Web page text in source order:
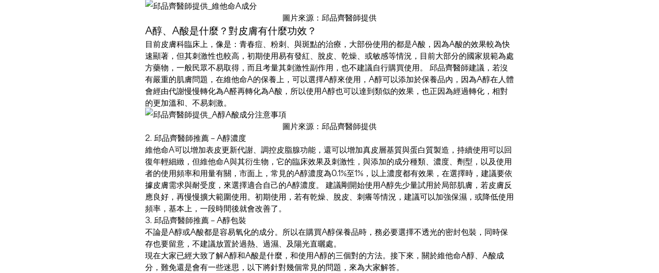
圖片來源：邱品齊醫師提供
A醇、A酸是什麼？對皮膚有什麼功效？
目前皮膚科臨床上，像是：青春痘、粉刺、與斑點的治療，大部份使用的都是A酸，因為A酸的效果較為快
速顯著，但其刺激性也較高，初期使用易有發紅、脫皮、乾燥、或敏感等情況，目前大部分的國家規範為處
方藥物，一般民眾不易取得，而且考量其刺激性副作用，也不建議自行購買使用。 邱品齊醫師建議，若沒
有嚴重的肌膚問題，在維他命A的保養上，可以選擇A醇來使用，A醇可以添加於保養品內，因為A醇在人體
會經由代謝慢慢轉化為A醛再轉化為A酸，所以使用A醇也可以達到類似的效果，也正因為經過轉化，相對
的更加溫和、不易刺激。
圖片來源：邱品齊醫師提供
2. 邱品齊醫師推薦－A醇濃度
維他命A可以增加表皮更新代謝、調控皮脂腺功能，還可以增加真皮層基質與蛋白質製造，持續使用可以回
復年輕細緻，但維他命A與其衍生物，它的臨床效果及刺激性，與添加的成分種類、濃度、劑型，以及使用
者的使用頻率和用量有關，市面上，常見的A醇濃度為0.1%至1%，以上濃度都有效果，在選擇時，建議要依
據皮膚需求與耐受度，來選擇適合自己的A醇濃度。 建議剛開始使用A醇先少量試用於局部肌膚，若皮膚反
應良好，再慢慢擴大範圍使用。初期使用，若有乾燥、脫皮、刺癢等情況，建議可以加強保濕，或降低使用
頻率，基本上，一段時間後就會改善了。
3. 邱品齊醫師推薦－A醇包裝
不論是A醇或A酸都是容易氧化的成分。所以在購買A醇保養品時，務必要選擇不透光的密封包裝，同時保
存也要留意，不建議放置於過熱、過濕、及陽光直曬處。
現在大家已經大致了解A醇和A酸是什麼，和使用A醇的三個對的方法。接下來，關於維他命A醇、A酸成
分，難免還是會有一些迷思，以下將針對幾個常見的問題，來為大家解答。